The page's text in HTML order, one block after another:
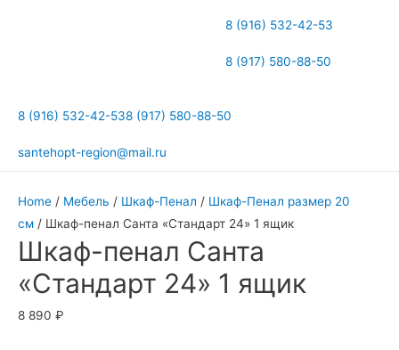
8 (916) 532-42-53
8 (917) 580-88-50
8 (916) 532-42-538 (917) 580-88-50
santehopt-region@mail.ru
Home / Мебель / Шкаф-Пенал / Шкаф-Пенал размер 20
см / Шкаф-пенал Санта «Стандарт 24» 1 ящик
Шкаф-пенал Санта
«Стандарт 24» 1 ящик
8 890 ₽